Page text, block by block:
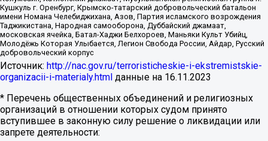
Кушкуль г. Оренбург, Крымско-татарский добровольческий батальон
имени Номана Челебиджихана, Азов, Партия исламского возрождения
Таджикистана, Народная самооборона, Дуббайский джамаат,
московская ячейка, Батал-Хаджи Белхороев, Маньяки Культ Убийц,
Молодёжь Которая Улыбается, Легион Свобода России, Айдар, Русский
добровольческий корпус
Источник: http://nac.gov.ru/terroristicheskie-i-ekstremistskie-
organizacii-i-materialy.html данные на 16.11.2023
* Перечень общественных объединений и религиозных
организаций в отношении которых судом принято
вступившее в законную силу решение о ликвидации или
запрете деятельности: